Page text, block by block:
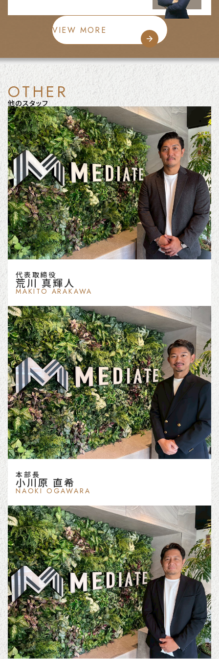
VIEW MORE
OTHER
他のスタッフ
代表取締役
荒川 真輝人
MAKITO ARAKAWA
本部長
小川原 直希
NAOKI OGAWARA